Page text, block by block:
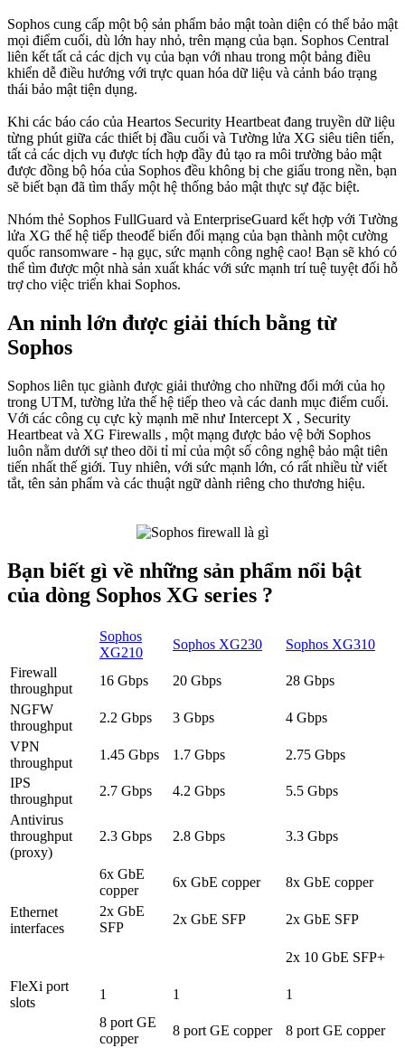
Sophos cung cấp một bộ sản phẩm bảo mật toàn diện có thể bảo mật
mọi điểm cuối, dù lớn hay nhỏ, trên mạng của bạn. Sophos Central
liên kết tất cả các dịch vụ của bạn với nhau trong một bảng điều
khiển dễ điều hướng với trực quan hóa dữ liệu và cảnh báo trạng
thái bảo mật tiện dụng.
Khi các báo cáo của Heartos Security Heartbeat đang truyền dữ liệu
từng phút giữa các thiết bị đầu cuối và Tường lửa XG siêu tiên tiến,
tất cả các dịch vụ được tích hợp đầy đủ tạo ra môi trường bảo mật
được đồng bộ hóa của Sophos đều không bị che giấu trong nền, bạn
sẽ biết bạn đã tìm thấy một hệ thống bảo mật thực sự đặc biệt.
Nhóm thẻ Sophos FullGuard và EnterpriseGuard kết hợp với Tường
lửa XG thế hệ tiếp theođể biến đổi mạng của bạn thành một cường
quốc ransomware - hạ gục, sức mạnh công nghệ cao! Bạn sẽ khó có
thể tìm được một nhà sản xuất khác với sức mạnh trí tuệ tuyệt đối hỗ
trợ cho việc triển khai Sophos.
An ninh lớn được giải thích bằng từ
Sophos
Sophos liên tục giành được giải thưởng cho những đổi mới của họ
trong UTM, tường lửa thế hệ tiếp theo và các danh mục điểm cuối.
Với các công cụ cực kỳ mạnh mẽ như Intercept X , Security
Heartbeat và XG Firewalls , một mạng được bảo vệ bởi Sophos
luôn nằm dưới sự theo dõi tỉ mỉ của một số công nghệ bảo mật tiên
tiến nhất thế giới. Tuy nhiên, với sức mạnh lớn, có rất nhiều từ viết
tắt, tên sản phẩm và các thuật ngữ dành riêng cho thương hiệu.
Bạn biết gì về những sản phẩm nổi bật
của dòng Sophos XG series ?
Sophos
XG210
Sophos XG230
Sophos XG310
Firewall
throughput
16 Gbps 20 Gbps
28 Gbps
NGFW
throughput
2.2 Gbps 3 Gbps
4 Gbps
VPN
throughput
1.45 Gbps 1.7 Gbps
2.75 Gbps
IPS
throughput
2.7 Gbps 4.2 Gbps
5.5 Gbps
Antivirus
throughput
(proxy)
2.3 Gbps 2.8 Gbps 3.3 Gbps
Ethernet
interfaces
6x GbE
copper
6x GbE copper
8x GbE copper
2x GbE
SFP
2x GbE SFP 2x GbE SFP
2x 10 GbE SFP+
FleXi port
slots
1 1 1
8 port GE
copper
8 port GE copper
8 port GE copper